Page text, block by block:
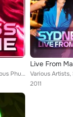
Alex Seda And Phabulous Phunk
Live From
2011